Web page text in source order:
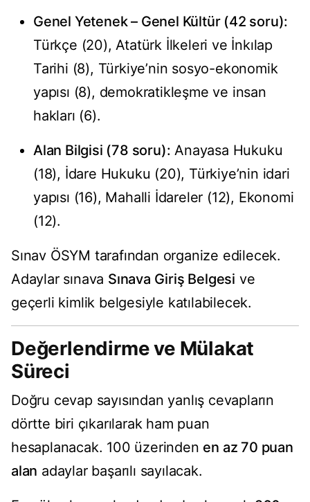
Genel Yetenek – Genel Kültür (42 soru):
Türkçe (20), Atatürk İlkeleri ve İnkılap
Tarihi (8), Türkiye’nin sosyo-ekonomik
yapısı (8), demokratikleşme ve insan
hakları (6).
Alan Bilgisi (78 soru): Anayasa Hukuku
(18), İdare Hukuku (20), Türkiye’nin idari
yapısı (16), Mahalli İdareler (12), Ekonomi
(12).
Sınav ÖSYM tarafından organize edilecek.
Adaylar sınava Sınava Giriş Belgesi ve
geçerli kimlik belgesiyle katılabilecek.
Değerlendirme ve Mülakat
Süreci
Doğru cevap sayısından yanlış cevapların
dörtte biri çıkarılarak ham puan
hesaplanacak. 100 üzerinden en az 70 puan
alan adaylar başarılı sayılacak.